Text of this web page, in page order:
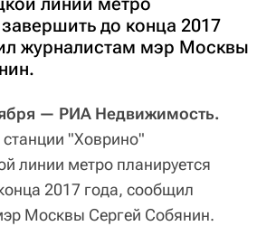
до конца 2017
журналистам мэр Москвы
— РИА Недвижимость.
станции "Ховрино"
линии метро планируется
2017 года, сообщил
Москвы Сергей Собянин.